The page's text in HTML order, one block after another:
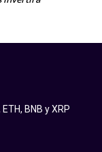
BNB y XRP